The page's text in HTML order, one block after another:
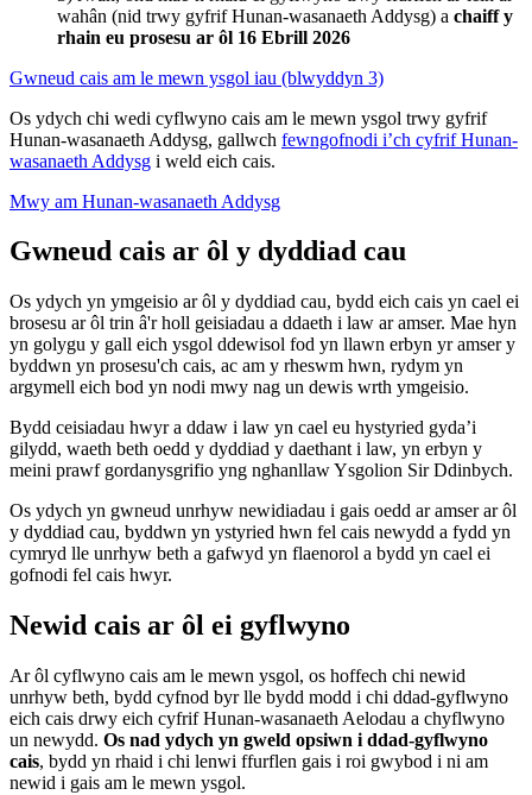
wahân (nid trwy gyfrif Hunan-wasanaeth Addysg) a chaiff y
rhain eu prosesu ar ôl 16 Ebrill 2026
Gwneud cais am le mewn ysgol iau (blwyddyn 3)
Os ydych chi wedi cyflwyno cais am le mewn ysgol trwy gyfrif
Hunan-wasanaeth Addysg, gallwch fewngofnodi i’ch cyfrif Hunan-
wasanaeth Addysg i weld eich cais.
Mwy am Hunan-wasanaeth Addysg
Gwneud cais ar ôl y dyddiad cau
Os ydych yn ymgeisio ar ôl y dyddiad cau, bydd eich cais yn cael ei
brosesu ar ôl trin â'r holl geisiadau a ddaeth i law ar amser. Mae hyn
yn golygu y gall eich ysgol ddewisol fod yn llawn erbyn yr amser y
byddwn yn prosesu'ch cais, ac am y rheswm hwn, rydym yn
argymell eich bod yn nodi mwy nag un dewis wrth ymgeisio.
Bydd ceisiadau hwyr a ddaw i law yn cael eu hystyried gyda’i
gilydd, waeth beth oedd y dyddiad y daethant i law, yn erbyn y
meini prawf gordanysgrifio yng nghanllaw Ysgolion Sir Ddinbych.
Os ydych yn gwneud unrhyw newidiadau i gais oedd ar amser ar ôl
y dyddiad cau, byddwn yn ystyried hwn fel cais newydd a fydd yn
cymryd lle unrhyw beth a gafwyd yn flaenorol a bydd yn cael ei
gofnodi fel cais hwyr.
Newid cais ar ôl ei gyflwyno
Ar ôl cyflwyno cais am le mewn ysgol, os hoffech chi newid
unrhyw beth, bydd cyfnod byr lle bydd modd i chi ddad-gyflwyno
eich cais drwy eich cyfrif Hunan-wasanaeth Aelodau a chyflwyno
un newydd. Os nad ydych yn gweld opsiwn i ddad-gyflwyno
cais, bydd yn rhaid i chi lenwi ffurflen gais i roi gwybod i ni am
newid i gais am le mewn ysgol.